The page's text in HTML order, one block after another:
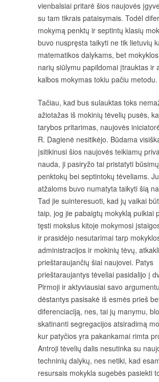
vienbalsiai pritarė šios naujovės
su tam tikrais pataisymais. Todėl
mokymą penktų ir septintų klasių
buvo nuspręsta taikyti ne tik lietuvių
matematikos dalykams, bet
narių siūlymu papildomai įtrauktas ir
kalbos mokymas tokiu pačiu metodu.
Tačiau, kad bus sulauktas toks
ažiotažas iš mokinių tėvelių pusės,
tarybos pritarimas, naujovės
R. Dagienė nesitikėjo. Būdama
įsitikinusi šios naujovės teikiamų
nauda, ji pasiryžo tai pristatyti
penktokų bei septintokų tėveliams.
atžaloms buvo numatyta taikyti šią
Tad jie suinteresuoti, kad jų vaikai
taip, jog jie pabaigtų mokyklą puikiai
tęsti mokslus kitoje mokymosi
ir prasidėjo nesutarimai tarp
administracijos ir mokinių tėvų,
prieštaraujančių šiai naujovei. Patys
prieštaraujantys tėveliai pasidalijo į
Pirmoji ir aktyviausiai savo
dėstantys pasisakė iš esmės prieš
diferenciaciją, nes, tai jų manymu,
skatinanti segregacijos atsiradimą
kur patyčios yra pakankamai rimta
Antroji tėvelių dalis nesutinka su
techninių dalykų, nes netiki, kad
resursais mokykla sugebės pasiekti